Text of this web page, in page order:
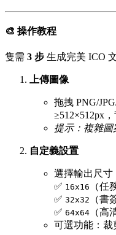
🎨 操作教程
隻需 3 步 生成完美 ICO
上傳圖像
拖拽 PNG/
≥512×512px，
提示：複雜
自定義設置
選擇輸出尺寸
✅ 16x16
（任
✅ 32x32
（書
✅ 64x64 （高
可選功能：裁